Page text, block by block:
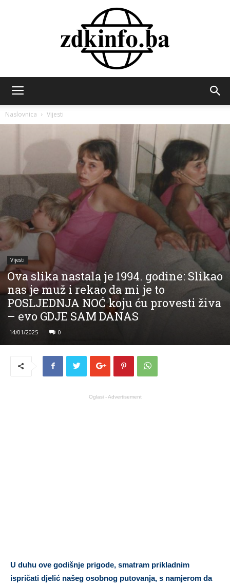
INFO
Naslovnica Vijesti
Vijesti
Ova slika nastala je 1994. godine: Slikao
nas je muž i rekao da mi je to
POSLJEDNJA NOĆ koju ću provesti živa
– evo GDJE SAM DANAS
14/01/2025 0
Oglasi - Advertisement
U duhu ove godišnje prigode, smatram prikladnim
ispričati djelić našeg osobnog putovanja, s namjerom da